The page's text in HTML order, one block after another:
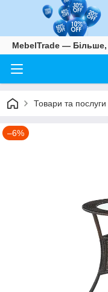
MebelTrade — Більше,
Товари та послуги
–6%